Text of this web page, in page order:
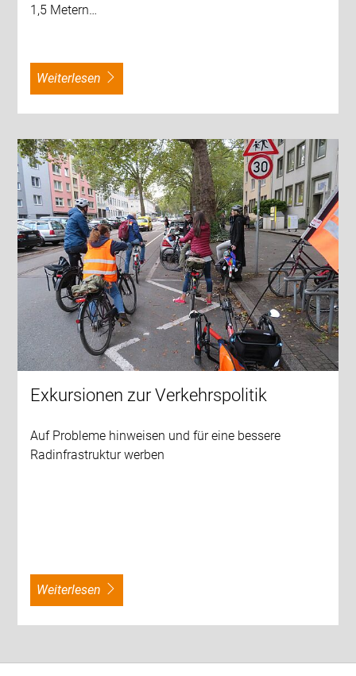
1,5 Metern…
weiterlesen
Exkursionen zur Verkehrspolitik
Auf Probleme hinweisen und für eine bessere
Radinfrastruktur werben
weiterlesen